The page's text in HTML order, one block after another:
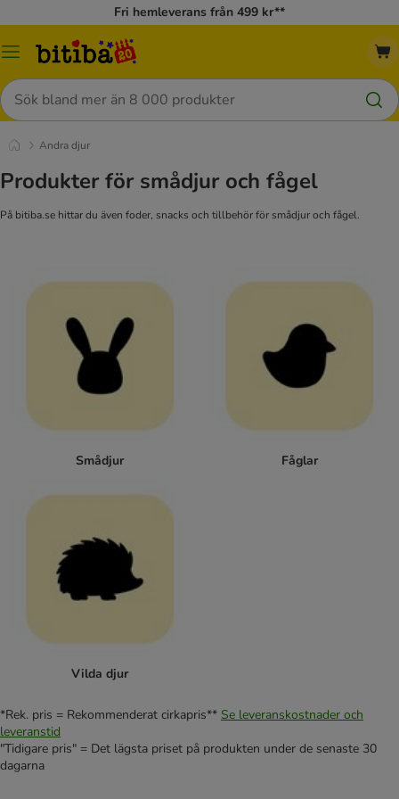
Fri hemleverans från 499 kr**
Meny
Sök
Andra djur
Produkter för smådjur och fågel
På bitiba.se hittar du även foder, snacks och tillbehör för smådjur och fågel.
Smådjur Fåglar
Vilda djur
*Rek. pris = Rekommenderat cirkapris** Se leveranskostnader och
leveranstid
"Tidigare pris" = Det lägsta priset på produkten under de senaste 30
dagarna